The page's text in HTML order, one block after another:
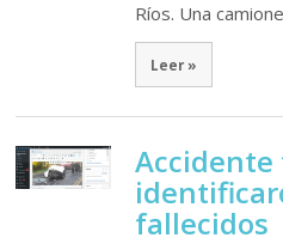
Ríos. Una
Leer »
Accidente
fallecidos